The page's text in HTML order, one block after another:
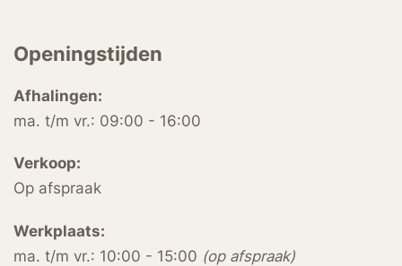
Openingstijden
Afhalingen:
ma. t/m vr.: 09:00 - 16:00
Verkoop:
Op afspraak
Werkplaats:
ma. t/m vr.: 10:00 - 15:00 (op afspraak)